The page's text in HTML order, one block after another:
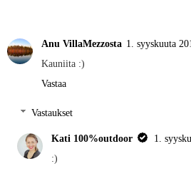
Anu VillaMezzosta 1. syyskuuta
Kauniita :)
Vastaa
Vastaukset
Kati 100%outdoor
1.
:)